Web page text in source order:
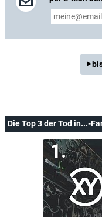
Die Top 3 der Tod in...-